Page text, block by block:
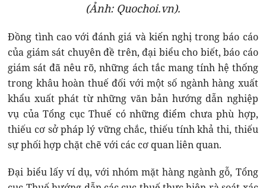
(Ảnh: Quochoi.vn).
Đồng tình cao với đánh giá và kiến nghị trong báo cáo
của giám sát chuyên đề trên, đại biểu cho biết, báo cáo
giám sát đã nêu rõ, những ách tắc mang tính hệ thống
trong khâu hoàn thuế đối với một số ngành hàng xuất
khẩu xuất phát từ những văn bản hướng dẫn nghiệp
vụ của Tổng cục Thuế có những điểm chưa phù hợp,
thiếu cơ sở pháp lý vững chắc, thiếu tính khả thi, thiếu
sự phối hợp chặt chẽ với các cơ quan liên quan.
Đại biểu lấy ví dụ, với nhóm mặt hàng ngành gỗ, Tổng